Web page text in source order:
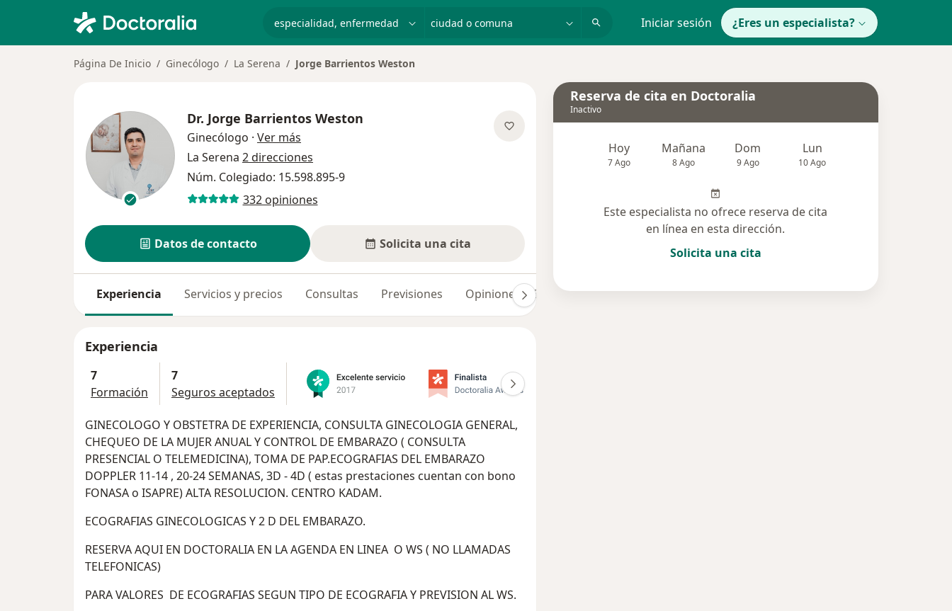
Iniciar sesión ¿Eres un especialista?
Página De Inicio Ginecólogo La Serena Jorge Barrientos Weston
Dr. Jorge Barrientos Weston
Ginecólogo · Ver más
La Serena 2 direcciones
Núm. Colegiado: 15.598.895-9
332 opiniones
Datos de contacto Solicita una cita
Experiencia Servicios y precios Consultas Previsiones Opiniones (332) Dudas solucionadas (70)
Experiencia
7
Formación
7
Seguros aceptados
GINECOLOGO Y OBSTETRA DE EXPERIENCIA, CONSULTA GINECOLOGIA GENERAL,
CHEQUEO DE LA MUJER ANUAL Y CONTROL DE EMBARAZO ( CONSULTA
PRESENCIAL O TELEMEDICINA), TOMA DE PAP.ECOGRAFIAS DEL EMBARAZO
DOPPLER 11-14 , 20-24 SEMANAS, 3D - 4D ( estas prestaciones cuentan con bono
FONASA o ISAPRE) ALTA RESOLUCION. CENTRO KADAM.
ECOGRAFIAS GINECOLOGICAS Y 2 D DEL EMBARAZO.
RESERVA AQUI EN DOCTORALIA EN LA AGENDA EN LINEA O WS ( NO LLAMADAS
TELEFONICAS)
PARA VALORES DE ECOGRAFIAS SEGUN TIPO DE ECOGRAFIA Y PREVISION AL WS.
Reserva de cita en Doctoralia
Inactivo
Hoy
7 Ago
Mañana
8 Ago
Dom
9 Ago
Lun
10 Ago
Este especialista no ofrece reserva de cita
en línea en esta dirección.
Solicita una cita